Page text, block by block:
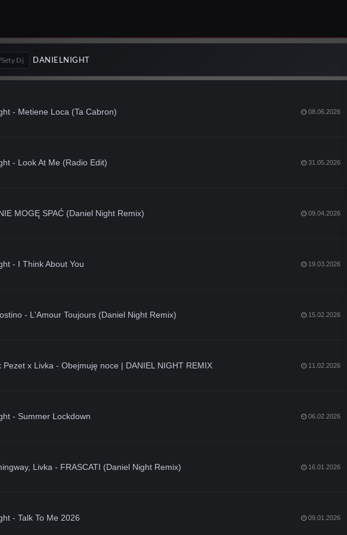
Dj DANIELNIGHT
- Metiene Loca (Ta Cabron) 08.06.2026
- Look At Me (Radio Edit) 31.05.2026
MOGĘ SPAĆ (Daniel Night Remix) 09.04.2026
- I Think About You 19.03.2026
- L'Amour Toujours (Daniel Night Remix) 15.02.2026
Pezet x Livka - Obejmuję noce | DANIEL NIGHT REMIX 11.02.2026
- Summer Lockdown 06.02.2026
Livka - FRASCATI (Daniel Night Remix) 16.01.2026
- Talk To Me 2026 09.01.2026